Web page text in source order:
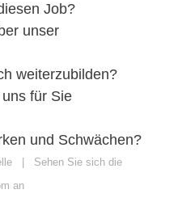
Job?
unser
weiterzubilden?
für Sie
und Schwächen?
| Sehen Sie sich die
an